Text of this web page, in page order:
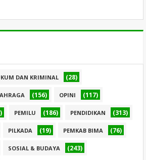
DAN KRIMINAL (28)
(156) OPINI (117)
PEMILU (186) PENDIDIKAN (313)
PILKADA (19) PEMKAB BIMA (76)
SOSIAL & BUDAYA (243)